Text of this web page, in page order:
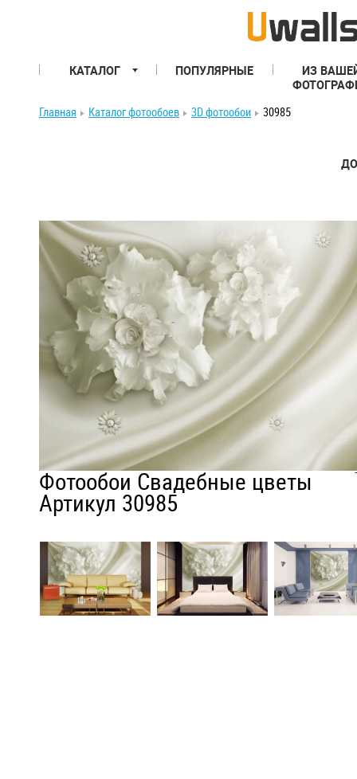
КАТАЛОГ ПОПУЛЯРНЫЕ
ИЗ
Главная
Каталог фотообоев 3D фотообои 30985
Фотообои Свадебные цветы
Артикул 30985